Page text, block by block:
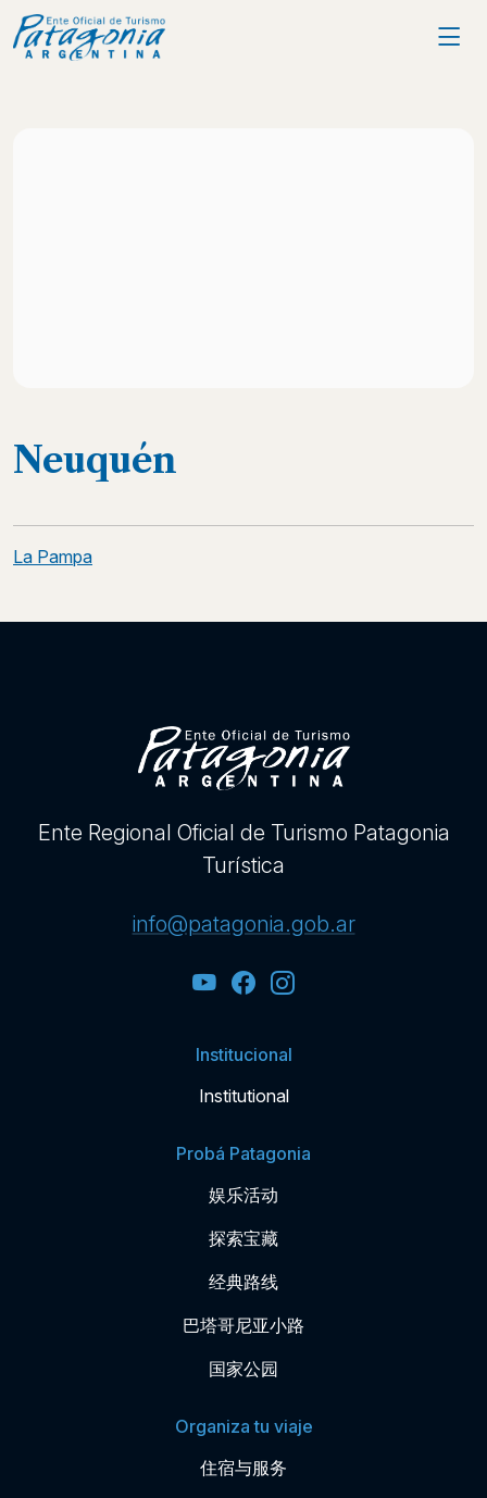
Neuquén
Post
navigation
La Pampa
Ente Regional Oficial de Turismo Patagonia
Turística
info@patagonia.gob.ar
Institucional
Institutional
Probá Patagonia
娱乐活动
探索宝藏
经典路线
巴塔哥尼亚小路
国家公园
Organiza tu viaje
住宿与服务